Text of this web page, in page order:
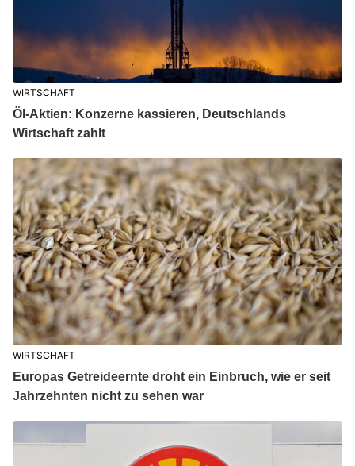
WIRTSCHAFT
Öl-Aktien: Konzerne kassieren, Deutschlands
Wirtschaft zahlt
WIRTSCHAFT
Europas Getreideernte droht ein Einbruch, wie er seit
Jahrzehnten nicht zu sehen war